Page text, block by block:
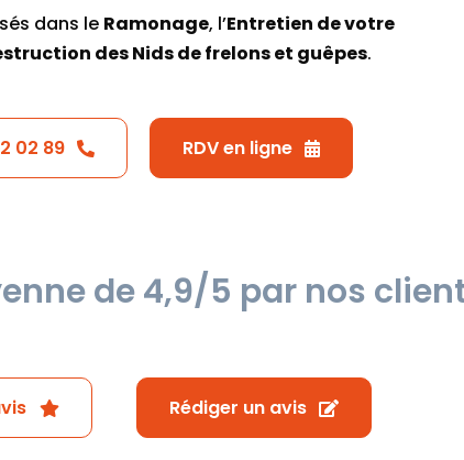
dans le Ramonage, l’Entretien de votre
des Nids de frelons et guêpes.
02 89 RDV en ligne
de 4,9/5 par nos
Rédiger un avis